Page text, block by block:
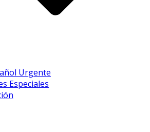
Urgente
Especiales